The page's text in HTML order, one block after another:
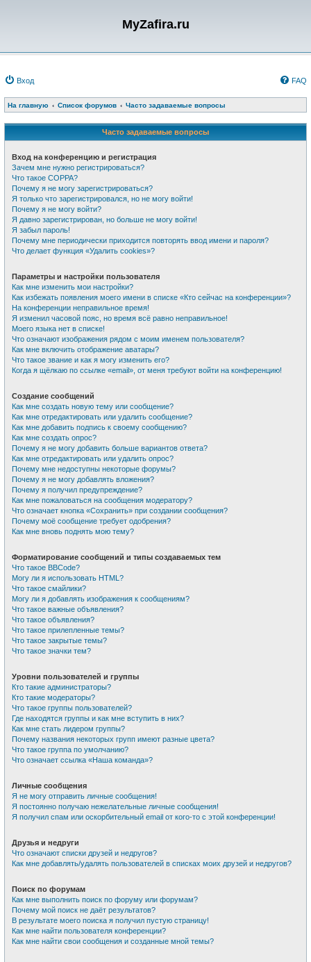
MyZafira.ru
Вход FAQ
На главную Список форумов Часто задаваемые вопросы
Часто задаваемые вопросы
Вход на конференцию и регистрация
Зачем мне нужно регистрироваться?
Что такое COPPA?
Почему я не могу зарегистрироваться?
Я только что зарегистрировался, но не могу войти!
Почему я не могу войти?
Я давно зарегистрирован, но больше не могу войти!
Я забыл пароль!
Почему мне периодически приходится повторять ввод имени и пароля?
Что делает функция «Удалить cookies»?
Параметры и настройки пользователя
Как мне изменить мои настройки?
Как избежать появления моего имени в списке «Кто сейчас на конференции»?
На конференции неправильное время!
Я изменил часовой пояс, но время всё равно неправильное!
Моего языка нет в списке!
Что означают изображения рядом с моим именем пользователя?
Как мне включить отображение аватары?
Что такое звание и как я могу изменить его?
Когда я щёлкаю по ссылке «email», от меня требуют войти на конференцию!
Создание сообщений
Как мне создать новую тему или сообщение?
Как мне отредактировать или удалить сообщение?
Как мне добавить подпись к своему сообщению?
Как мне создать опрос?
Почему я не могу добавить больше вариантов ответа?
Как мне отредактировать или удалить опрос?
Почему мне недоступны некоторые форумы?
Почему я не могу добавлять вложения?
Почему я получил предупреждение?
Как мне пожаловаться на сообщения модератору?
Что означает кнопка «Сохранить» при создании сообщения?
Почему моё сообщение требует одобрения?
Как мне вновь поднять мою тему?
Форматирование сообщений и типы создаваемых тем
Что такое BBCode?
Могу ли я использовать HTML?
Что такое смайлики?
Могу ли я добавлять изображения к сообщениям?
Что такое важные объявления?
Что такое объявления?
Что такое прилепленные темы?
Что такое закрытые темы?
Что такое значки тем?
Уровни пользователей и группы
Кто такие администраторы?
Кто такие модераторы?
Что такое группы пользователей?
Где находятся группы и как мне вступить в них?
Как мне стать лидером группы?
Почему названия некоторых групп имеют разные цвета?
Что такое группа по умолчанию?
Что означает ссылка «Наша команда»?
Личные сообщения
Я не могу отправить личные сообщения!
Я постоянно получаю нежелательные личные сообщения!
Я получил спам или оскорбительный email от кого-то с этой конференции!
Друзья и недруги
Что означают списки друзей и недругов?
Как мне добавлять/удалять пользователей в списках моих друзей и недругов?
Поиск по форумам
Как мне выполнить поиск по форуму или форумам?
Почему мой поиск не даёт результатов?
В результате моего поиска я получил пустую страницу!
Как мне найти пользователя конференции?
Как мне найти свои сообщения и созданные мной темы?